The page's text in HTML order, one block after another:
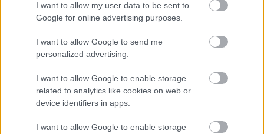
I want to allow my user data to be sent to
Google for online advertising purposes.
I want to allow Google to send me
personalized advertising.
I want to allow Google to enable storage
related to analytics like cookies on web or
device identifiers in apps.
I want to allow Google to enable storage
Fogkefe és irodalom
2011. 05. 09.|Ambrus Melinda
bukkantam: „A kelengye sok helyen a fiatal pár részére
szinte életre szóló ellátást biztosított.” Aki megtapasztalta, az
tudja, a könyv is hasonló fontossággal bír.